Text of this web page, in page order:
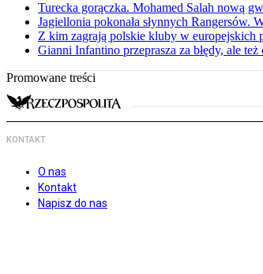
Turecka gorączka. Mohamed Salah nową
Jagiellonia pokonała słynnych
Z kim zagrają polskie kluby w europejskich
Gianni Infantino przeprasza za błędy, ale
Promowane treści
KONTAKT
O nas
Kontakt
Napisz do nas